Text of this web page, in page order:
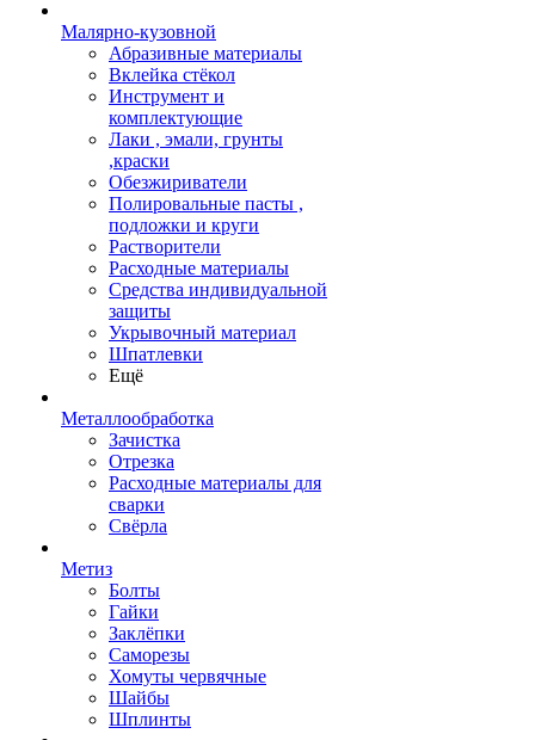
Малярно-кузовной
Абразивные материалы
Вклейка стёкол
Инструмент и
комплектующие
Лаки , эмали, грунты
,краски
Обезжириватели
Полировальные пасты ,
подложки и круги
Растворители
Расходные материалы
Средства индивидуальной
защиты
Укрывочный материал
Шпатлевки
Ещё
Металлообработка
Зачистка
Отрезка
Расходные материалы для
сварки
Свёрла
Метиз
Болты
Гайки
Заклёпки
Саморезы
Хомуты червячные
Шайбы
Шплинты